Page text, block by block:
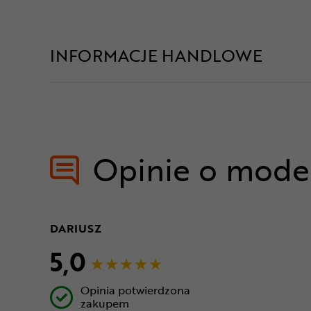
INFORMACJE HANDLOWE
Opinie o
DARIUSZ
5,0
Opinia potwierdzona
zakupem